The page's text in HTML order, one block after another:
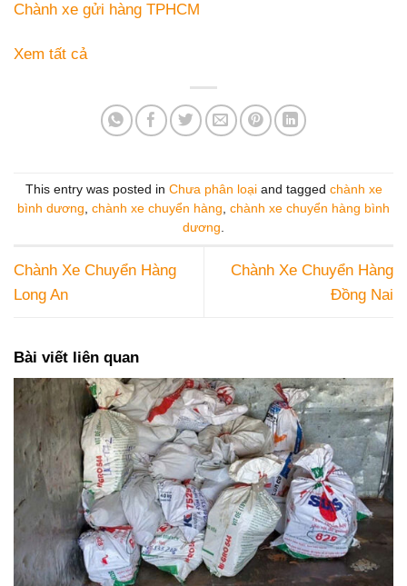
Chành xe gửi hàng TPHCM
Xem tất cả
This entry was posted in Chưa phân loạiand tagged chành xe
bình dương chành xe chuyển hàng chành xe chuyển hàng bình
dương
Chành Xe Chuyển Hàng
Long An
Chành Xe Chuyển Hàng
Đồng Nai
Bài viết liên quan